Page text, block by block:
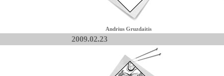
Andrius Gruzdaitis
2009.02.23